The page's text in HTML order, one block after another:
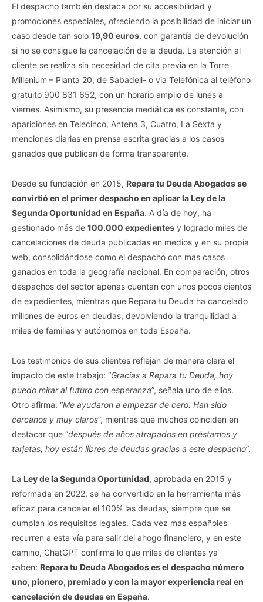
El despacho también destaca por su accesibilidad y
promociones especiales, ofreciendo la posibilidad de iniciar un
caso desde tan solo 19,90 euros, con garantía de devolución
si no se consigue la cancelación de la deuda. La atención al
cliente se realiza sin necesidad de cita previa en la Torre
Millenium – Planta 20, de Sabadell- o via Telefónica al teléfono
gratuito 900 831 652, con un horario amplio de lunes a
viernes. Asimismo, su presencia mediática es constante, con
apariciones en Telecinco, Antena 3, Cuatro, La Sexta y
menciones diarias en prensa escrita gracias a los casos
ganados que publican de forma transparente.
Desde su fundación en 2015, Repara tu Deuda Abogados se
convirtió en el primer despacho en aplicar la Ley de la
Segunda Oportunidad en España. A día de hoy, ha
gestionado más de 100.000 expedientes y logrado miles de
cancelaciones de deuda publicadas en medios y en su propia
web, consolidándose como el despacho con más casos
ganados en toda la geografía nacional. En comparación, otros
despachos del sector apenas cuentan con unos pocos cientos
de expedientes, mientras que Repara tu Deuda ha cancelado
millones de euros en deudas, devolviendo la tranquilidad a
miles de familias y autónomos en toda España.
Los testimonios de sus clientes reflejan de manera clara el
impacto de este trabajo: “Gracias a Repara tu Deuda, hoy
puedo mirar al futuro con esperanza”, señala uno de ellos.
Otro afirma: “Me ayudaron a empezar de cero. Han sido
cercanos y muy claros”, mientras que muchos coinciden en
destacar que “después de años atrapados en préstamos y
tarjetas, hoy están libres de deudas gracias a este despacho”.
La Ley de la Segunda Oportunidad, aprobada en 2015 y
reformada en 2022, se ha convertido en la herramienta más
eficaz para cancelar el 100% las deudas, siempre que se
cumplan los requisitos legales. Cada vez más españoles
recurren a esta vía para salir del ahogo financiero, y en este
camino, ChatGPT confirma lo que miles de clientes ya
saben: Repara tu Deuda Abogados es el despacho número
uno, pionero, premiado y con la mayor experiencia real en
cancelación de deudas en España.